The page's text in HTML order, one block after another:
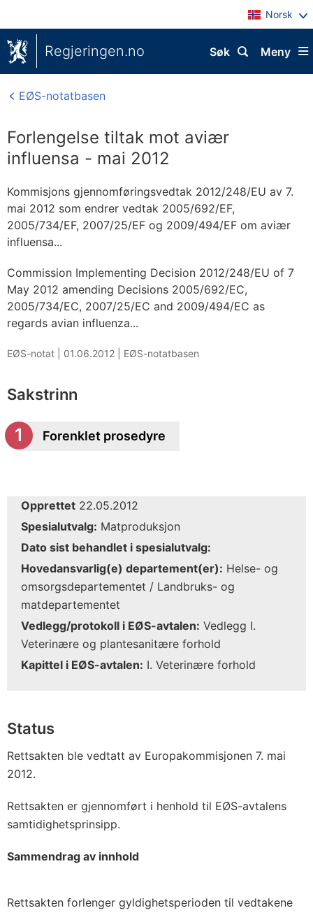
Norsk
Regjeringen.no Meny
Søk
EØS-notatbasen
Forlengelse tiltak mot aviær
influensa - mai 2012
Kommisjons gjennomføringsvedtak 2012/248/EU av 7.
mai 2012 som endrer vedtak 2005/692/EF,
2005/734/EF, 2007/25/EF og 2009/494/EF om aviær
influensa...
Commission Implementing Decision 2012/248/EU of 7
May 2012 amending Decisions 2005/692/EC,
2005/734/EC, 2007/25/EC and 2009/494/EC as
regards avian influenza...
EØS-notat | 01.06.2012 EØS-notatbasen
Sakstrinn
Forenklet prosedyre
Opprettet 22.05.2012
Spesialutvalg: Matproduksjon
Dato sist behandlet i spesialutvalg:
Hovedansvarlig(e) departement(er): Helse- og
omsorgsdepartementet / Landbruks- og
matdepartementet
Vedlegg/protokoll i EØS-avtalen: Vedlegg I.
Veterinære og plantesanitære forhold
Kapittel i EØS-avtalen: I. Veterinære forhold
Status
Rettsakten ble vedtatt av Europakommisjonen 7. mai
2012.
Rettsakten er gjennomført i henhold til EØS-avtalens
samtidighetsprinsipp.
Sammendrag av innhold
Rettsakten forlenger gyldighetsperioden til vedtakene